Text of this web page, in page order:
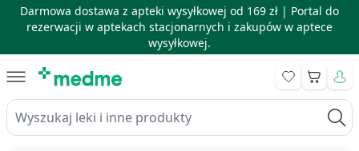
Darmowa dostawa z apteki wysyłkowej od 169 zł | Portal do
rezerwacji w aptekach stacjonarnych i zakupów w aptece
wysyłkowej.
Wyszukaj leki i inne produkty
Koszyk